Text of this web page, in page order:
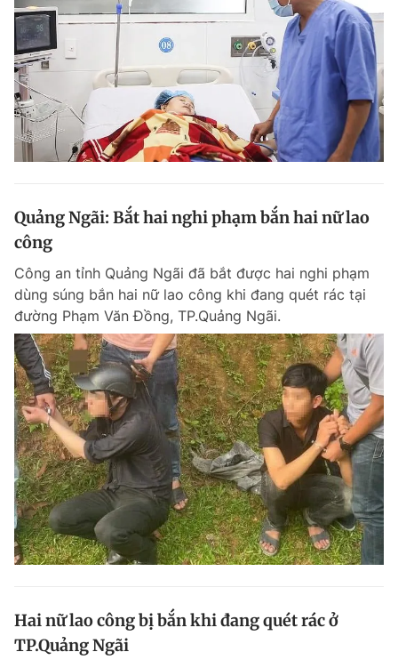
Quảng Ngãi: Bắt hai nghi phạm bắn hai nữ lao
công
Công an tỉnh Quảng Ngãi đã bắt được hai nghi phạm
dùng súng bắn hai nữ lao công khi đang quét rác tại
đường Phạm Văn Đồng, TP.Quảng Ngãi.
Hai nữ lao công bị bắn khi đang quét rác ở
TP.Quảng Ngãi